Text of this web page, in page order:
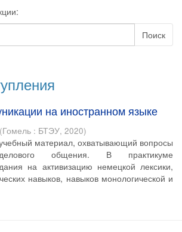
Поиск
на иностранном языке
(Гомель : БТЭУ, 2020)
материал, охватывающий вопросы
делового общения. В практикуме
на активизацию немецкой лексики,
навыков, навыков монологической и